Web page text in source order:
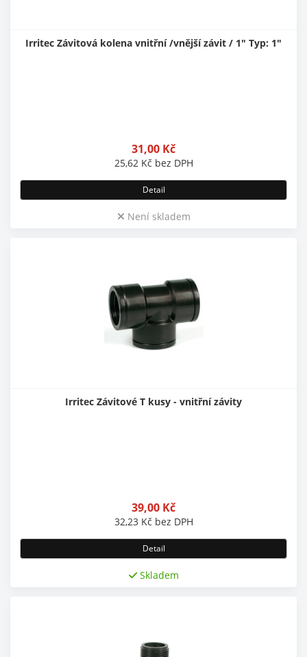
Irritec Závitová kolena vnitřní /vnější závit / 1" Typ: 1"
31,00 Kč
25,62 Kč bez DPH
Detail
Není skladem
Irritec Závitové T kusy - vnitřní závity
39,00 Kč
32,23 Kč bez DPH
Detail
Skladem